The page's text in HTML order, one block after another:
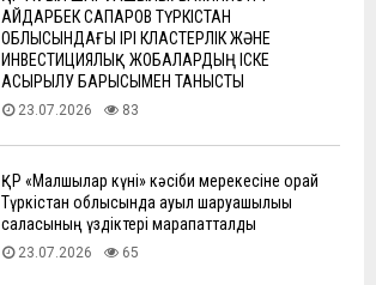
АЙДАРБЕК САПАРОВ ТҮРКІСТАН
ОБЛЫСЫНДАҒЫ ІРІ КЛАСТЕРЛІК ЖӘНЕ
ИНВЕСТИЦИЯЛЫҚ ЖОБАЛАРДЫҢ ІСКЕ
АСЫРЫЛУ БАРЫСЫМЕН ТАНЫСТЫ
23.07.2026 83
ҚР «Малшылар күні» кәсіби мерекесіне орай
Түркістан облысында ауыл шаруашылығы
саласының үздіктері марапатталды
23.07.2026 65